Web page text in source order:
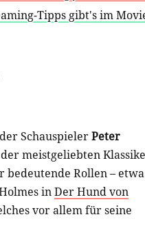
Tipps gibt's im
SchauspielerPeter
meistgeliebten
bedeutende Rollen – etwa
inDer Hund von
vor allem für seine